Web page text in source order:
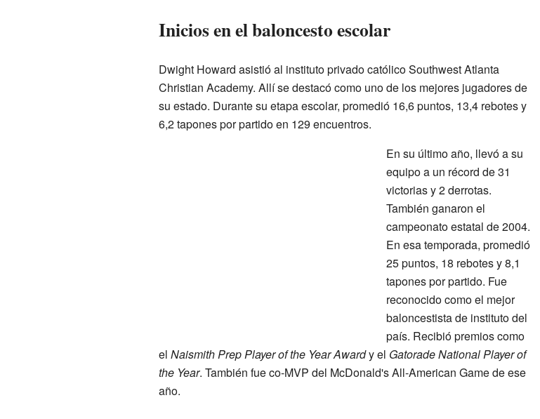
Inicios en el baloncesto escolar
Dwight Howard asistió al instituto privado católico Southwest Atlanta
Christian Academy. Allí se destacó como uno de los mejores jugadores de
su estado. Durante su etapa escolar, promedió 16,6 puntos, 13,4 rebotes y
6,2 tapones por partido en 129 encuentros.
En su último año, llevó a su
equipo a un récord de 31
victorias y 2 derrotas.
También ganaron el
campeonato estatal de 2004.
En esa temporada, promedió
25 puntos, 18 rebotes y 8,1
tapones por partido. Fue
reconocido como el mejor
baloncestista de instituto del
país. Recibió premios como
el Naismith Prep Player of the Year Awardy el Gatorade National Player of
the Year. También fue co-MVP del McDonald's All-American Game de ese
año.